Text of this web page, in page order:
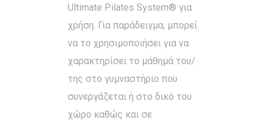
Ultimate Pilates System® για
χρήση. Για παράδειγμα, μπορεί
να το χρησιμοποιήσει για να
χαρακτηρίσει το μάθημά του/
της στο γυμναστήριο που
συνεργάζεται ή στο δικό του
χώρο καθώς και σε